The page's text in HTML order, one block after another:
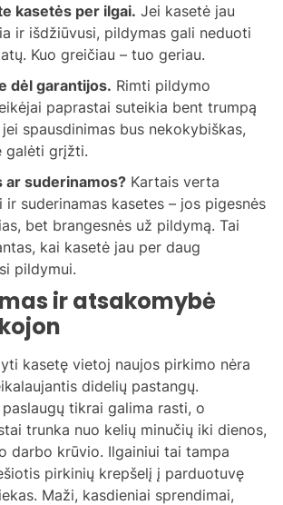
kasetės per ilgai. Jei kasetė jau
ir išdžiūvusi, pildymas gali neduoti
Kuo greičiau – tuo geriau.
dėl garantijos. Rimti pildymo
paprastai suteikia bent trumpą
spausdinimas bus nekokybiškas,
galėti grįžti.
ar suderinamos? Kartais verta
suderinamas kasetes – jos pigesnės
bet brangesnės už pildymą. Tai
kai kasetė jau per daug
pildymui.
ir atsakomybė
kasetę vietoj naujos pirkimo nėra
didelių pastangų.
tikrai galima rasti, o
trunka nuo kelių minučių iki dienos,
darbo krūvio. Ilgainiui tai tampa
pirkinių krepšelį į parduotuvę
Maži, kasdieniai sprendimai,